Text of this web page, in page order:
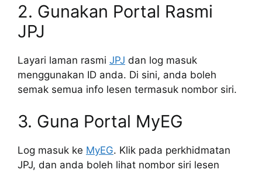
2. Gunakan Portal Rasmi
JPJ
Layari laman rasmi JPJ dan log masuk
menggunakan ID anda. Di sini, anda boleh
semak semua info lesen termasuk nombor siri.
3. Guna Portal MyEG
Log masuk ke MyEG. Klik pada perkhidmatan
JPJ, dan anda boleh lihat nombor siri lesen